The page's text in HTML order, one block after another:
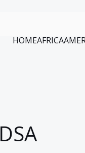
HOMEAFRICA
DSA